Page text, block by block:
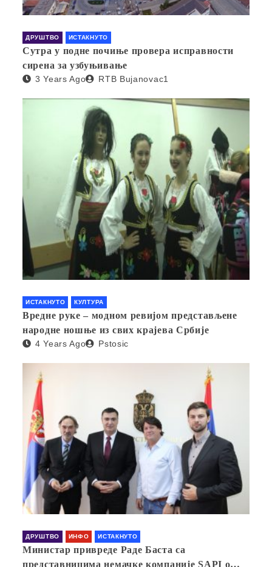
ДРУШТВО ИСТАКНУТО
Сутра у подне почиње провера исправности
сирена за узбуњивање
3 Years Ago RTB Bujanovac1
ИСТАКНУТО КУЛТУРА
Вредне руке – модном ревијом представљене
народне ношње из свих крајева Србије
4 Years Ago Pstosic
ДРУШТВО ИНФО ИСТАКНУТО
Министар привреде Раде Баста са
представницима немачке компаније SAPI о